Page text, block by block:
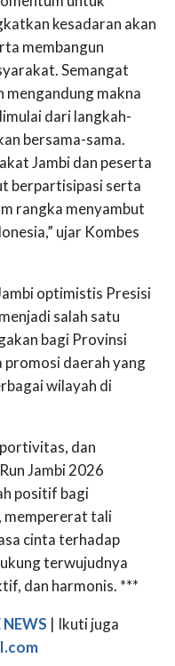
kesadaran akan
membangun
Semangat
mengandung makna
dari langkah-
bersama-sama.
Jambi dan peserta
berpartisipasi serta
rangka menyambut
ujar Kombes
optimistis Presisi
salah satu
bagi Provinsi
promosi daerah yang
wilayah di
dan
Jambi 2026
positif bagi
mempererat tali
cinta terhadap
terwujudnya
dan harmonis. ***
| Ikuti juga